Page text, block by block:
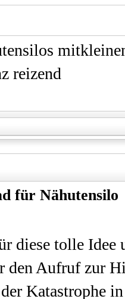
reizend
für Nähutensilo
diese tolle
den Aufruf zur
Katastrophe